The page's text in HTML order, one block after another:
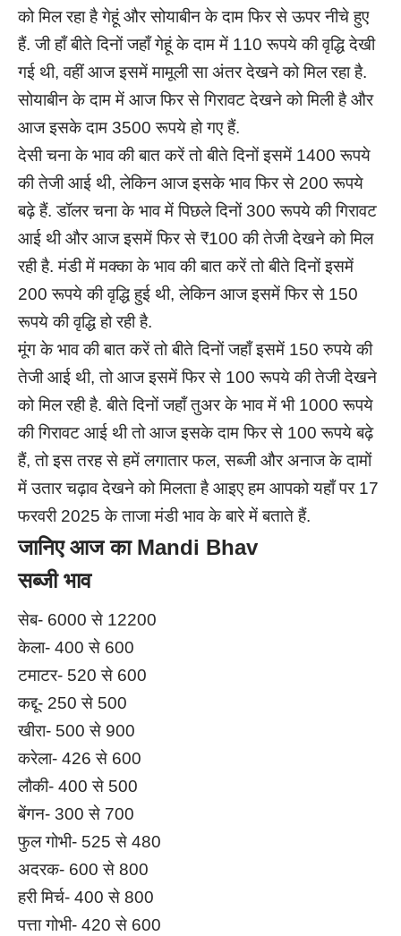
को मिल रहा है गेहूं और सोयाबीन के दाम फिर से ऊपर नीचे हुए
हैं. जी हाँ बीते दिनों जहाँ गेहूं के दाम में 110 रूपये की वृद्धि देखी
गई थी, वहीं आज इसमें मामूली सा अंतर देखने को मिल रहा है.
सोयाबीन के दाम में आज फिर से गिरावट देखने को मिली है और
आज इसके दाम 3500 रूपये हो गए हैं.
देसी चना के भाव की बात करें तो बीते दिनों इसमें 1400 रूपये
की तेजी आई थी, लेकिन आज इसके भाव फिर से 200 रूपये
बढ़े हैं. डॉलर चना के भाव में पिछले दिनों 300 रूपये की गिरावट
आई थी और आज इसमें फिर से ₹100 की तेजी देखने को मिल
रही है.मंडी में मक्का के भाव की बात करें तो बीते दिनों इसमें
200 रूपये की वृद्धि हुई थी, लेकिन आज इसमें फिर से 150
रूपये की वृद्धि हो रही है.
मूंग के भाव की बात करें तो बीते दिनों जहाँ इसमें 150 रुपये की
तेजी आई थी, तो आज इसमें फिर से 100 रूपये की तेजी देखने
को मिल रही है. बीते दिनों जहाँ तुअर के भाव में भी 1000 रूपये
की गिरावट आई थी तो आज इसके दाम फिर से 100 रूपये बढ़े
हैं, तो इस तरह से हमें लगातार फल, सब्जी और अनाज के दामों
में उतार चढ़ाव देखने को मिलता है आइए हम आपको यहाँ पर 17
फरवरी 2025 के ताजा मंडी भाव के बारे में बताते हैं.
जानिए आज का Mandi Bhav
सब्जी भाव
सेब- 6000 से 12200
केला- 400 से 600
टमाटर- 520 से 600
कद्दू- 250 से 500
खीरा- 500 से 900
करेला- 426 से 600
लौकी- 400 से 500
बेंगन- 300 से 700
फुल गोभी- 525 से 480
अदरक- 600 से 800
हरी मिर्च- 400 से 800
पत्ता गोभी- 420 से 600